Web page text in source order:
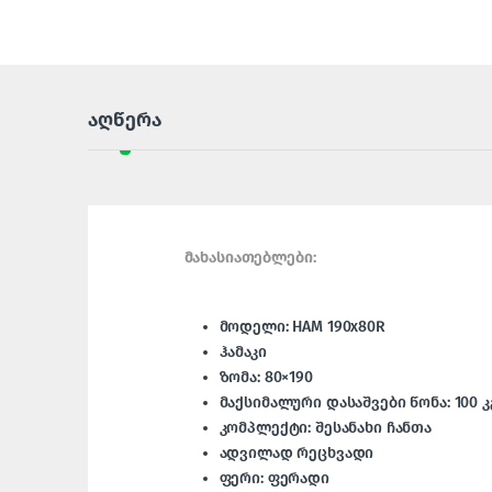
აღწერა
მახასიათებლები:
მოდელი: HAM 190x80R
ჰამაკი
ზომა: 80×190
მაქსიმალური დასაშვები წონა: 100
კომპლექტი: შესანახი ჩანთა
ადვილად რეცხვადი
ფერი: ფერადი